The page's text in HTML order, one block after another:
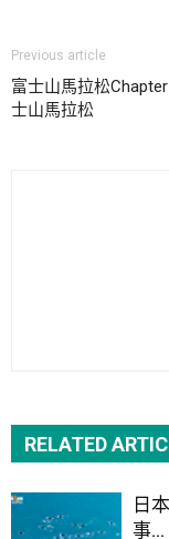
Previous article
富士山馬拉松
士山馬拉松
RELATED
日
事...